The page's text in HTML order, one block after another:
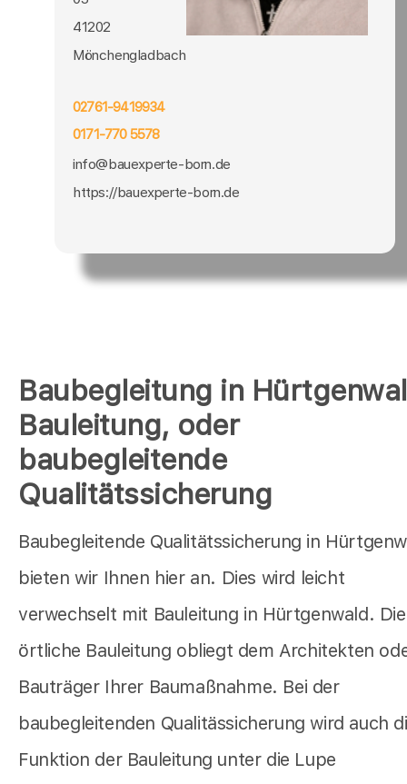
Baubegleitung in
Bauleitung, oder
baubegleitende
Qualitätssicherung
Baubegleitende Qualitätssicherung in
bieten wir Ihnen hier an. Dies wird leicht
verwechselt mit Bauleitung in Hürtgenwald. Die
örtliche Bauleitung obliegt dem Architekten
Bauträger Ihrer Baumaßnahme. Bei der
baubegleitenden Qualitässicherung wird auch
Funktion der Bauleitung unter die Lupe
41202
Mönchengladbach
02761-9419934
0171-770 5578
info@bauexperte-born.de
https://bauexperte-born.de